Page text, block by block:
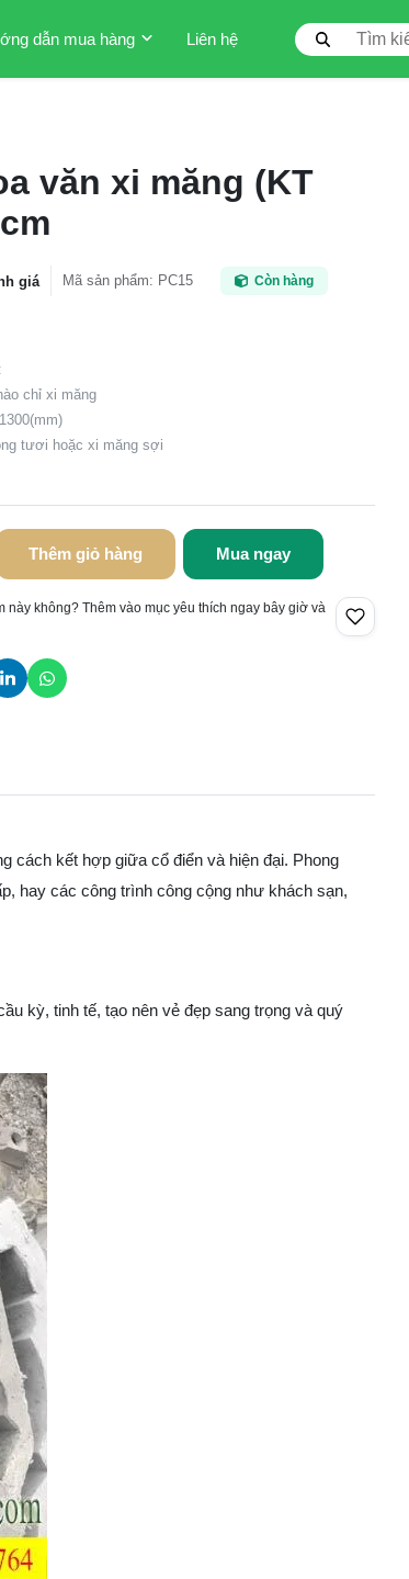
dẫn mua hàng Liên hệ
văn xi măng (KT
giá Mã sản phẩm: PC15 Còn hàng
chỉ xi măng
tươi hoặc xi măng sợi
Thêm giỏ hàng Mua ngay
này không? Thêm vào mục yêu thích ngay bây giờ và
cách kết hợp giữa cổ điển và hiện đại. Phong
hay các công trình công cộng như khách sạn,
kỳ, tinh tế, tạo nên vẻ đẹp sang trọng và quý